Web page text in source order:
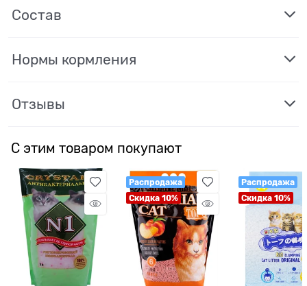
Состав
Нормы кормления
Отзывы
С этим товаром покупают
Распродажа
Скидка 10%
Распродажа
Скидка 10%